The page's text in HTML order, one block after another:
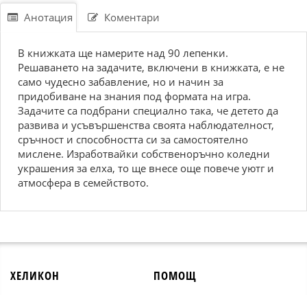
Анотация Коментари
В книжката ще намерите над 90 лепенки.
Решаването на задачите, включени в книжката, е не
само чудесно забавление, но и начин за
придобиване на знания под формата на игра.
Задачите са подбрани специално така, че детето да
развива и усъвършенства своята наблюдателност,
сръчност и способността си за самостоятелно
мислене. Изработвайки собственоръчно коледни
украшения за елха, то ще внесе още повече уютг и
атмосфера в семейството.
ХЕЛИКОН ПОМОЩ